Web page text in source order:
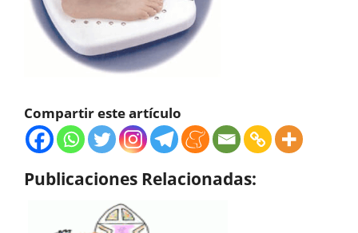
Compartir este artículo
Publicaciones Relacionadas: